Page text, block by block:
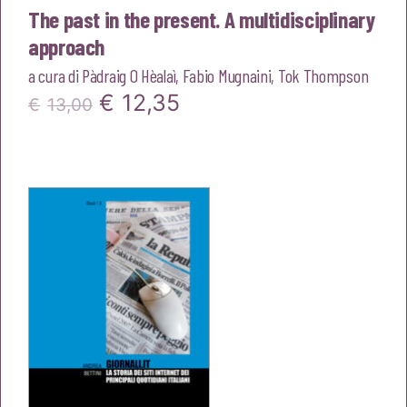
The past in the present. A multidisciplinary
approach
a cura di Pàdraig O Hèalaì, Fabio Mugnaini, Tok Thompson
€ 13,00 Il
era:
€13,00.
€ 12,35
è:
€12,35.